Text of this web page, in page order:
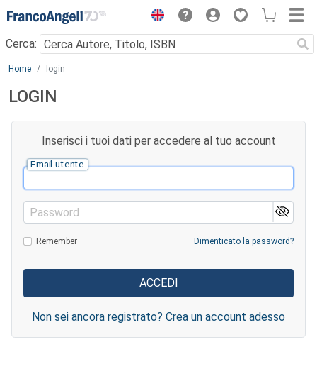
Menu
Cerca:
Main content
Home login
LOGIN
Inserisci i tuoi dati per accedere al tuo account
Email utente
Password
Remember Dimenticato la password?
Non sei ancora registrato? Crea un account adesso